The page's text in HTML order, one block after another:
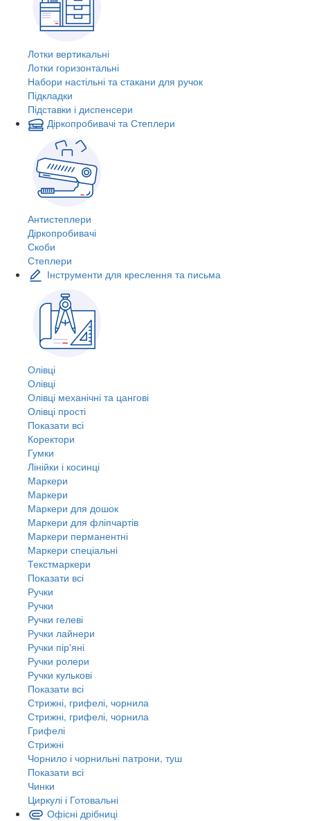
Лотки вертикальні
Лотки горизонтальні
Набори настільні та стакани для ручок
Підкладки
Підставки і диспенсери
Діркопробивачі та Степлери
Антистеплери
Діркопробивачі
Скоби
Степлери
Інструменти для креслення та письма
Олівці
Олівці
Олівці механічні та цангові
Олівці прості
Показати всі
Коректори
Гумки
Лінійки і косинці
Маркери
Маркери
Маркери для дошок
Маркери для фліпчартів
Маркери перманентні
Маркери спеціальні
Текстмаркери
Показати всі
Ручки
Ручки
Ручки гелеві
Ручки лайнери
Ручки пір'яні
Ручки ролери
Ручки кулькові
Показати всі
Стрижні, грифелі, чорнила
Стрижні, грифелі, чорнила
Грифелі
Стрижні
Чорнило і чорнильні патрони, туш
Показати всі
Чинки
Циркулі і Готовальні
Офісні дрібниці